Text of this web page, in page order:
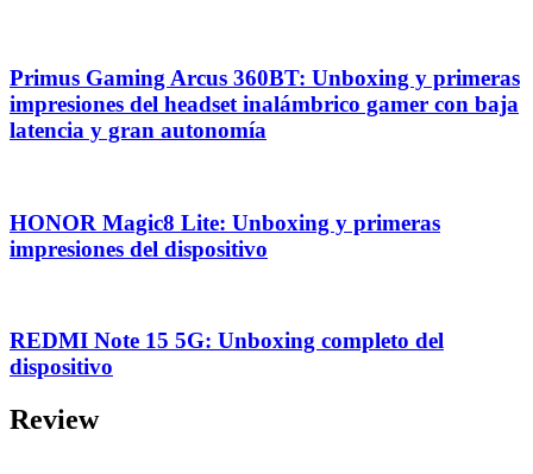
Primus Gaming Arcus 360BT: Unboxing y primeras
impresiones del headset inalámbrico gamer con baja
latencia y gran autonomía
HONOR Magic8 Lite: Unboxing y primeras
impresiones del dispositivo
REDMI Note 15 5G: Unboxing completo del
dispositivo
Review